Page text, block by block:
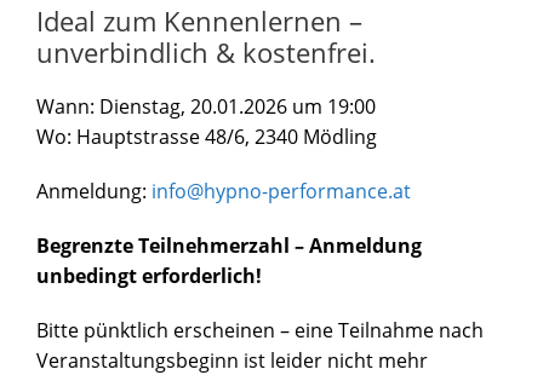
Ideal zum Kennenlernen –
unverbindlich & kostenfrei.
Wann: Dienstag, 20.01.2026 um 19:00
Wo: Hauptstrasse 48/6, 2340 Mödling
Anmeldung: info@hypno-performance.at
Begrenzte Teilnehmerzahl – Anmeldung
unbedingt erforderlich!
Bitte pünktlich erscheinen – eine Teilnahme nach
Veranstaltungsbeginn ist leider nicht mehr